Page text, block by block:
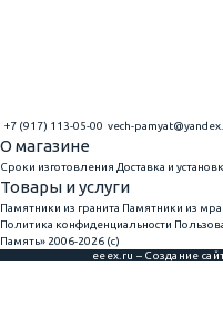
+7 (917) 113-05-00 vech-
О магазине
Сроки изготовления Доставка и
Товары и услуги
Памятники из гранита Памятники из
Политика конфиденциальности
Память» 2006-2026 (с)
eeex.ru – Создание